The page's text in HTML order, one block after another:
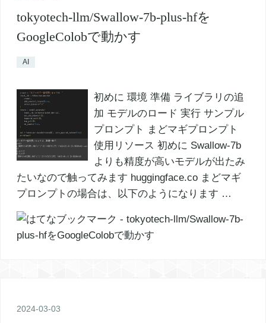
tokyotech-llm/Swallow-7b-plus-hfを
GoogleColobで動かす
AI
初めに 環境 準備 ライブラリの追
加 モデルのロード 実行 サンプル
プロンプト まどマギプロンプト
使用リソース 初めに Swallow-7b
よりも精度が高いモデルが出たみ
たいなので触ってみます huggingface.co まどマギ
プロンプトの場合は、以下のようになります …
2024-03-03